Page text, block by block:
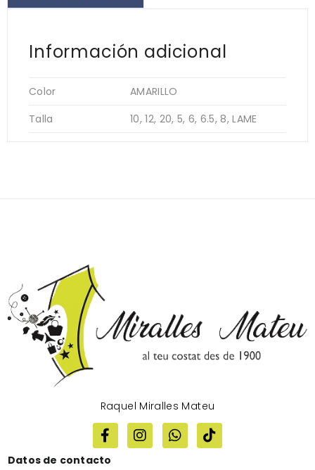
Información adicional
Color
AMARILLO
Talla
10, 12, 20, 5, 6, 6.5, 8, LAME
Raquel Miralles Mateu
Datos de contacto